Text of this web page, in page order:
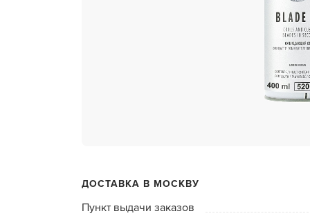
ухода
ДОСТАВКА В МОСКВУ
Пункт выдачи заказов